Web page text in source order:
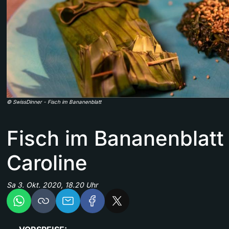
© SwissDinner- Fisch im Bananenblatt
Fisch im
Caroline
Sa 3. Okt. 2020, 18.20 Uhr